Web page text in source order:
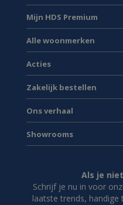
Mijn HDS Premium
Alle woonmerken
Acties
Zakelijk bestellen
Ons verhaal
Showrooms
Als je
Schrijf je nu in voor
laatste trends, handige